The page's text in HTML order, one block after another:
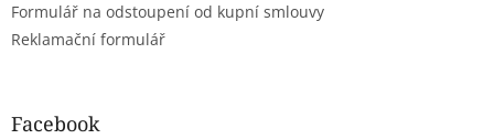
Formulář na odstoupení od kupní smlouvy
Reklamační formulář
Facebook